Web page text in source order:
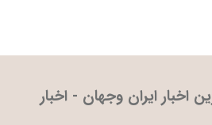
اخبار ایران وجهان - اخبار